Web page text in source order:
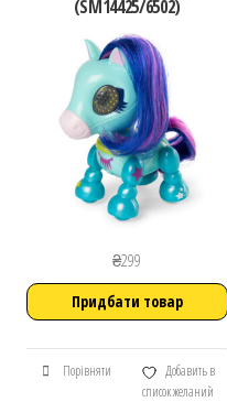
(SM14425/6502)
₴299
Придбати товар
Порівняти
Добавить в
список желаний